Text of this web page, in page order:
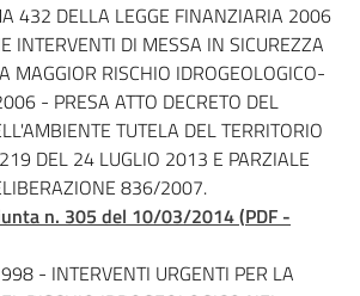
432 DELLA LEGGE FINANZIARIA 2006
INTERVENTI DI MESSA IN SICUREZZA
MAGGIOR RISCHIO IDROGEOLOGICO-
- PRESA ATTO DECRETO DEL
TUTELA DEL TERRITORIO
DEL 24 LUGLIO 2013 E PARZIALE
836/2007.
n. 305 del 10/03/2014(PDF -
- INTERVENTI URGENTI PER LA